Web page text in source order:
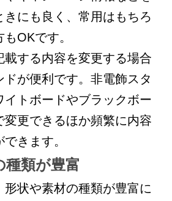
きにも良く、常用はもちろ
OKです。
載する内容を変更する場合
ドが便利です。非電飾スタ
イトボードやブラックボー
変更できるほか頻繁に内容
きます。
種類が豊富
形状や素材の種類が豊富に